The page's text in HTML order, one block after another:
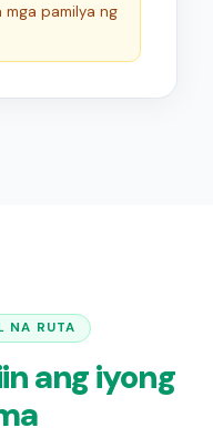
pamilya ng
NA RUTA
ang iyong